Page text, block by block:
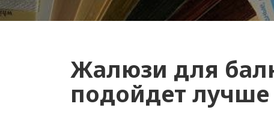
Жалюзи для
подойдет лучше